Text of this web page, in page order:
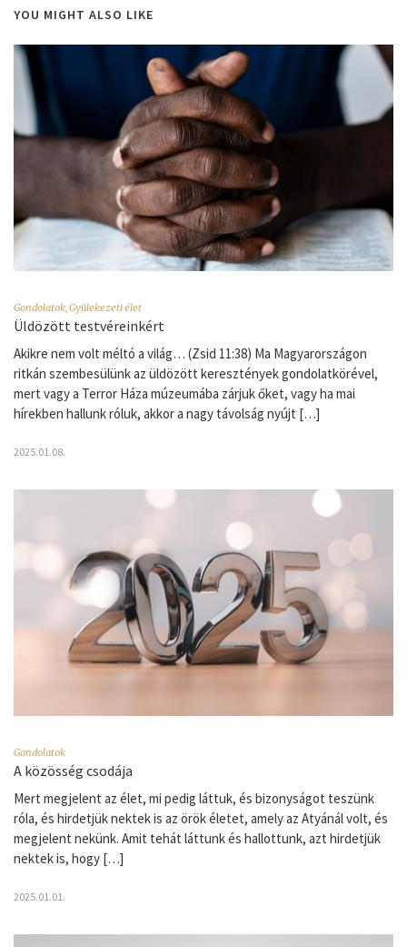
YOU MIGHT ALSO LIKE
Gondolatok,Gyülekezeti élet
Üldözött testvéreinkért
Akikre nem volt méltó a világ… (Zsid 11:38) Ma Magyarországon
ritkán szembesülünk az üldözött keresztények gondolatkörével,
mert vagy a Terror Háza múzeumába zárjuk őket, vagy ha mai
hírekben hallunk róluk, akkor a nagy távolság nyújt […]
2025.01.08.
Gondolatok
A közösség csodája
Mert megjelent az élet, mi pedig láttuk, és bizonyságot teszünk
róla, és hirdetjük nektek is az örök életet, amely az Atyánál volt, és
megjelent nekünk. Amit tehát láttunk és hallottunk, azt hirdetjük
nektek is, hogy […]
2025.01.01.